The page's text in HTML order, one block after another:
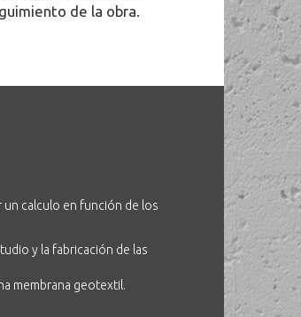
de la obra.
un calculo en función de los
y la fabricación de las
membrana geotextil.